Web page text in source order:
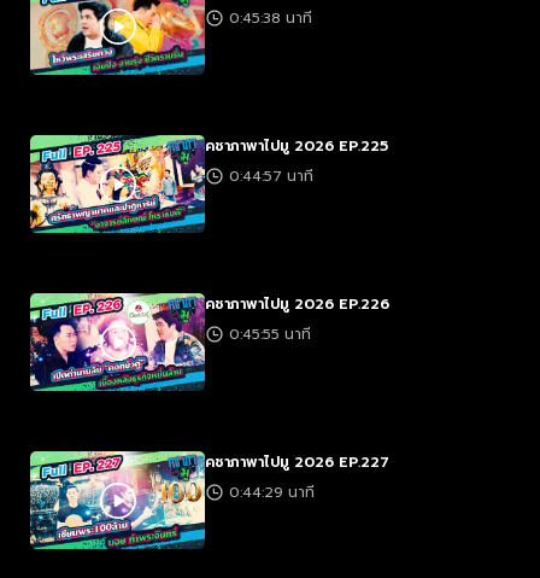
0:45:38 นาที
คชาภาพาไปมู 2026 EP.225
0:44:57 นาที
คชาภาพาไปมู 2026 EP.226
0:45:55 นาที
คชาภาพาไปมู 2026 EP.227
0:44:29 นาที